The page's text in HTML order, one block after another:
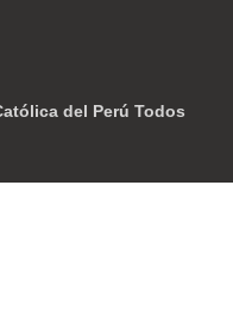
del Perú Todos